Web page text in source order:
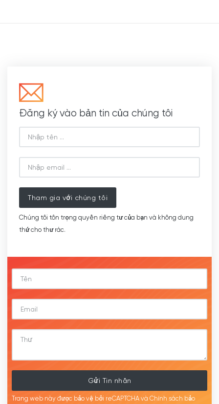
Đăng ký vào bản tin của chúng tôi
Tham gia với chúng tôi
Chúng tôi tôn trọng quyền riêng tư của bạn và không dung
thứ cho thư rác.
Gửi Tin nhắn
Trang web này được bảo vệ bởi reCAPTCHA và Chính sách bảo